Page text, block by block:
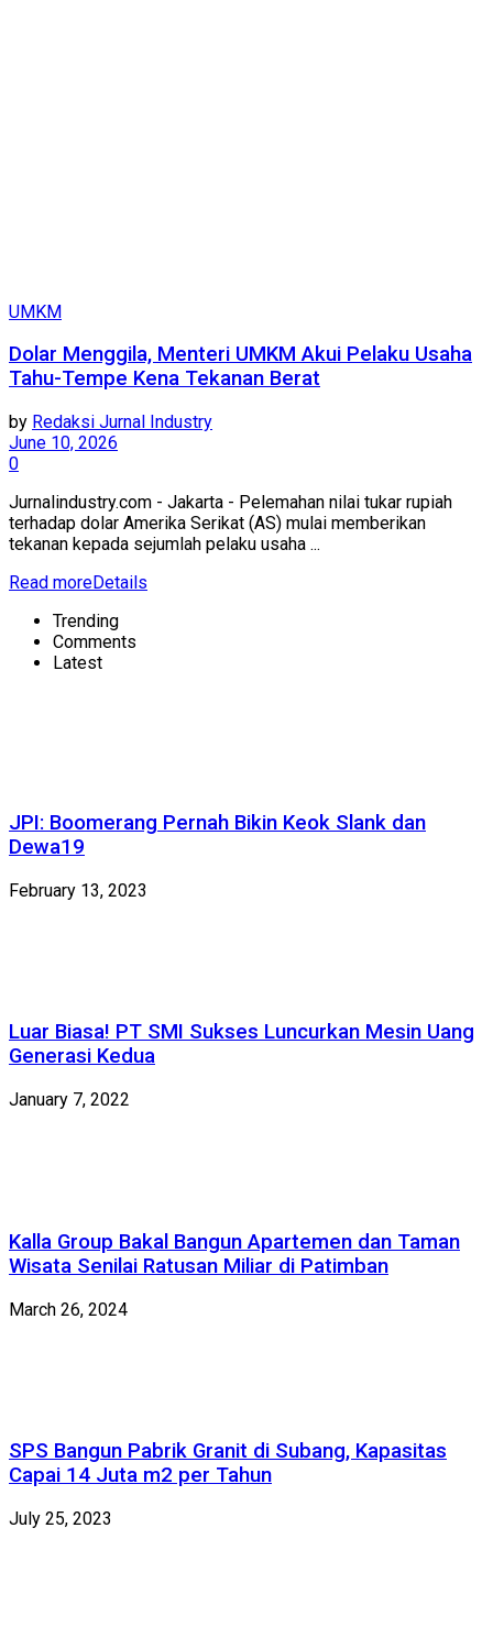
UMKM
Dolar Menggila, Menteri UMKM Akui Pelaku Usaha
Tahu-Tempe Kena Tekanan Berat
by Redaksi Jurnal Industry
June 10, 2026
0
Jurnalindustry.com - Jakarta - Pelemahan nilai tukar rupiah
terhadap dolar Amerika Serikat (AS) mulai memberikan
tekanan kepada sejumlah pelaku usaha ...
Read moreDetails
Trending
Comments
Latest
JPI: Boomerang Pernah Bikin Keok Slank dan
Dewa19
February 13, 2023
Luar Biasa! PT SMI Sukses Luncurkan Mesin Uang
Generasi Kedua
January 7, 2022
Kalla Group Bakal Bangun Apartemen dan Taman
Wisata Senilai Ratusan Miliar di Patimban
March 26, 2024
SPS Bangun Pabrik Granit di Subang, Kapasitas
Capai 14 Juta m2 per Tahun
July 25, 2023